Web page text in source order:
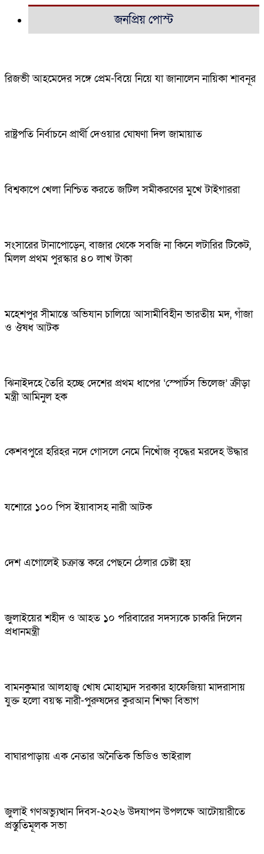
জনপ্রিয় পোস্ট
রিজভী আহমেদের সঙ্গে প্রেম-বিয়ে নিয়ে যা জানালেন নায়িকা শাবনূর
রাষ্ট্রপতি নির্বাচনে প্রার্থী দেওয়ার ঘোষণা দিল জামায়াত
বিশ্বকাপে খেলা নিশ্চিত করতে জটিল সমীকরণের মুখে টাইগাররা
সংসারের টানাপোড়েন, বাজার থেকে সবজি না কিনে লটারির টিকেট,
মিলল প্রথম পুরস্কার ৪০ লাখ টাকা
মহেশপুর সীমান্তে অভিযান চালিয়ে আসামীবিহীন ভারতীয় মদ, গাঁজা
ও ঔষধ আটক
ঝিনাইদহে তৈরি হচ্ছে দেশের প্রথম ধাপের ‘স্পোর্টস ভিলেজ’ ক্রীড়া
মন্ত্রী আমিনুল হক
কেশবপুরে হরিহর নদে গোসলে নেমে নিখোঁজ বৃদ্ধের মরদেহ উদ্ধার
যশোরে ১০০ পিস ইয়াবাসহ নারী আটক
দেশ এগোলেই চক্রান্ত করে পেছনে ঠেলার চেষ্টা হয়
জুলাইয়ের শহীদ ও আহত ১০ পরিবারের সদস্যকে চাকরি দিলেন
প্রধানমন্ত্রী
বামনকুমার আলহাজ্ব খোষ মোহাম্মদ সরকার হাফেজিয়া মাদরাসায়
যুক্ত হলো বয়স্ক নারী-পুরুষদের কুরআন শিক্ষা বিভাগ
বাঘারপাড়ায় এক নেতার অনৈতিক ভিডিও ভাইরাল
জুলাই গণঅভ্যুত্থান দিবস-২০২৬ উদযাপন উপলক্ষে আটোয়ারীতে
প্রস্তুতিমূলক সভা